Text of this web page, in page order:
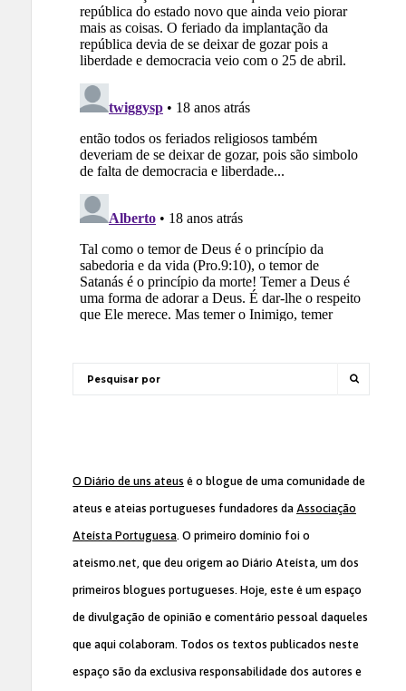
O Diário de uns ateus é o blogue de uma comunidade de
ateus e ateias portugueses fundadores da Associação
Ateísta Portuguesa. O primeiro domínio foi o
ateismo.net, que deu origem ao Diário Ateísta, um dos
primeiros blogues portugueses. Hoje, este é um espaço
de divulgação de opinião e comentário pessoal daqueles
que aqui colaboram. Todos os textos publicados neste
espaço são da exclusiva responsabilidade dos autores e